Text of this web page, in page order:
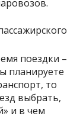
поездки –
планируете
то
выбрать,
и в чем